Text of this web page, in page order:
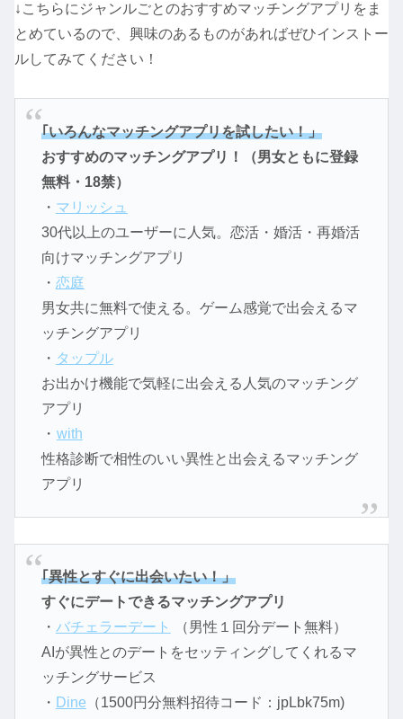
↓こちらにジャンルごとのおすすめマッチングアプリをま
とめているので、興味のあるものがあればぜひインストー
ルしてみてください！
｢いろんなマッチングアプリを試したい！」
おすすめのマッチングアプリ！（男女ともに登録
無料・18禁）
・ マリッシュ
30代以上のユーザーに人気。恋活・婚活・再婚活
向けマッチングアプリ
・ 恋庭
男女共に無料で使える。ゲーム感覚で出会えるマ
ッチングアプリ
・ タップル
お出かけ機能で気軽に出会える人気のマッチング
アプリ
・ with
性格診断で相性のいい異性と出会えるマッチング
アプリ
｢異性とすぐに出会いたい！」
すぐにデートできるマッチングアプリ
・ バチェラーデート
（男性１回分デート無料）
AIが異性とのデートをセッティングしてくれるマ
ッチングサービス
・ Dine （1500円分無料招待コード：jpLbk75m)